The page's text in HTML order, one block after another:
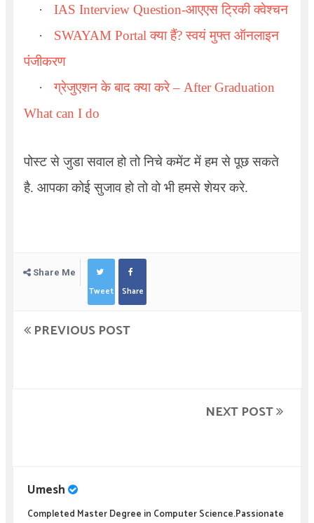
·
IAS Interview Question-आएएस ट्रिकी क्वेश्चन
·
SWAYAM Portalक्या हैं?स्वयं मुफ्त ऑनलाइन
पंजीकरण
·
ग्रेजुएशन के बाद क्या करे– After Graduation
What can I do
पोस्ट से जुडा सवाल हो तो निचे कमेंट में हम से पूछ सकते
है. आपका कोई सुजाव हो तो वो भी हमसे शेयर करे.
Share Me
Tweet Share
PREVIOUS POST
NEXT POST
Umesh
Completed Master Degree in Computer Science.Passionate